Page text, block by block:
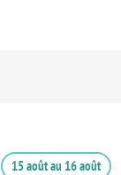
15 aoûtau 16 août